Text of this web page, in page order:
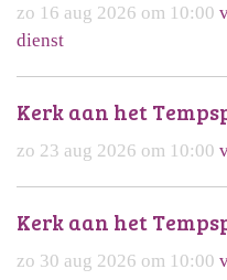
zo 16 aug 2026 om 10:00
dienst
Kerk aan het
zo 23 aug 2026 om 10:00
Kerk aan het
zo 30 aug 2026 om 10:00